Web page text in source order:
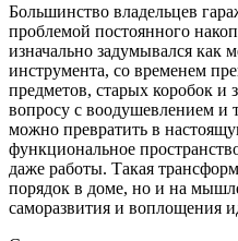
Большинство владельцев
проблемой постоянного
изначально задумывался как
инструмента, со временем
предметов, старых коробок и
вопросу с воодушевлением и
можно превратить в
функциональное
даже работы. Такая
порядок в доме, но и на
саморазвития и воплощения